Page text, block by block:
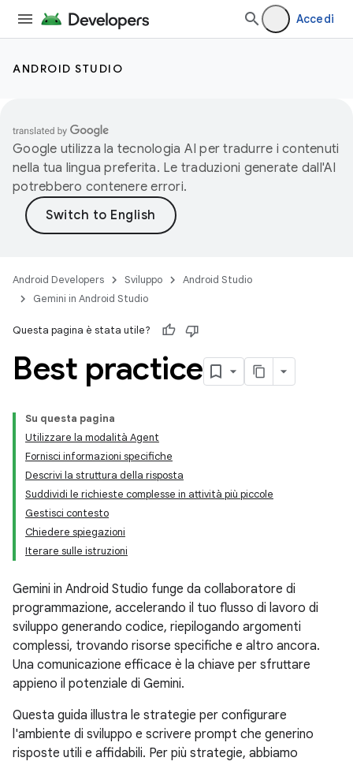
Accedi
ANDROID STUDIO
Google utilizza la tecnologia AI per tradurre i contenuti
nella tua lingua preferita. Le traduzioni generate dall'AI
potrebbero contenere errori.
Android Developers Sviluppo
Android Studio
Gemini in Android Studio
Questa pagina è stata utile?
Best practice
Su questa pagina
Utilizzare la modalità Agent
Fornisci informazioni specifiche
Descrivi la struttura della risposta
Suddividi le richieste complesse in attività più piccole
Gestisci contesto
Chiedere spiegazioni
Iterare sulle istruzioni
Gemini in Android Studio funge da collaboratore di
programmazione, accelerando il tuo flusso di lavoro di
sviluppo generando codice, riepilogando argomenti
complessi, trovando risorse specifiche e altro ancora.
Una comunicazione efficace è la chiave per sfruttare
appieno il potenziale di Gemini.
Questa guida illustra le strategie per configurare
l'ambiente di sviluppo e scrivere prompt che generino
risposte utili e affidabili. Per più strategie, abbiamo